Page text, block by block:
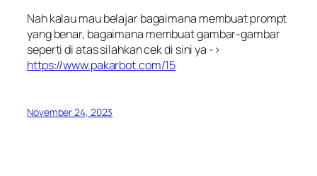
Nah kalau mau belajar bagaimana membuat prompt
yang benar, bagaimana membuat gambar-gambar
seperti di atas silahkan cek di sini ya ->
https://www.pakarbot.com/15
November 24, 2023